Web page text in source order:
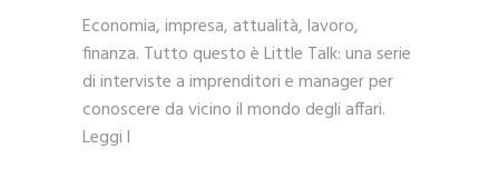
Economia, impresa, attualità, lavoro,
finanza. Tutto questo è Little Talk: una serie
di interviste a imprenditori e manager per
conoscere da vicino il mondo degli affari.
Leggi l